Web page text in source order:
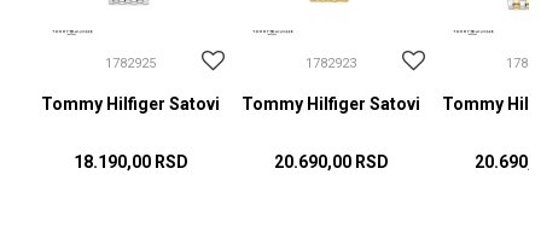
1782925
Tommy Hilfiger Satovi
18.190,00 RSD
1782923
Tommy Hilfiger Satovi
20.690,00 RSD
Tommy